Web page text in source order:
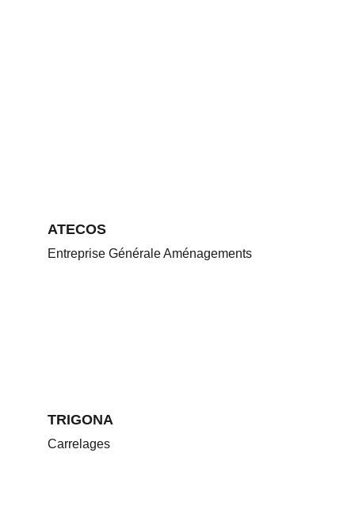
ATECOS
Entreprise Générale Aménagements
TRIGONA
Carrelages